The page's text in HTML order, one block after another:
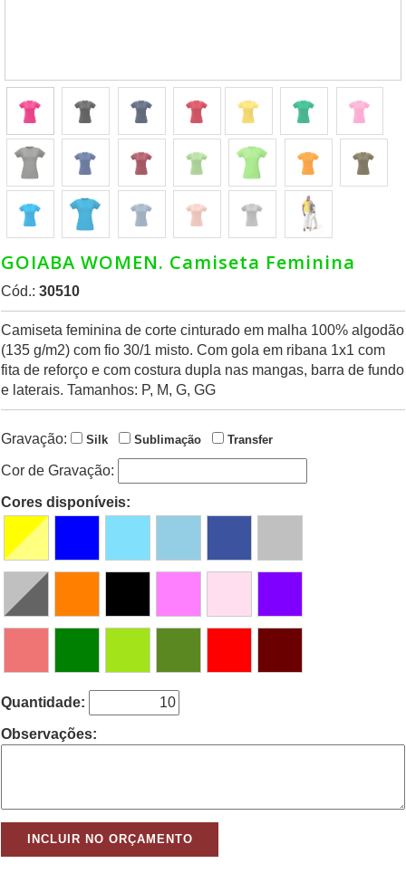
GOIABA WOMEN. Camiseta Feminina
Cód.: 30510
Camiseta feminina de corte cinturado em malha 100% algodão
(135 g/m2) com fio 30/1 misto. Com gola em ribana 1x1 com
fita de reforço e com costura dupla nas mangas, barra de fundo
e laterais. Tamanhos: P, M, G, GG
Gravação: Silk Sublimação Transfer
Cor de Gravação:
Cores disponíveis:
Quantidade:
Observações: